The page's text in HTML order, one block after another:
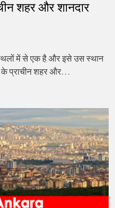
शहर और शानदार
में से एक है और इसे उस स्थान
के प्राचीन शहर और…